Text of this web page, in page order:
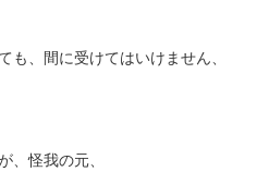
、間に受けてはいけません、
、怪我の元、